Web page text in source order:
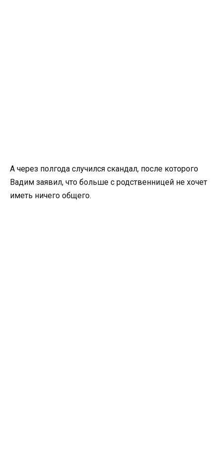
А через полгода случился скандал, после которого
Вадим заявил, что больше с родственницей не хочет
иметь ничего общего.